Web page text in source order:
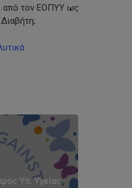
από τον ΕΟΠΥΥ ως
Υπ. Υγείας